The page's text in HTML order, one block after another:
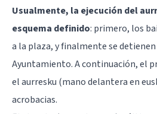
Usualmente, la ejecución del
esquema definido: primero, los
a la plaza, y finalmente se
Ayuntamiento. A continuación, el
el aurresku (mano delantera en
acrobacias.